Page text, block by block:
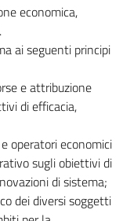
economica,
ai seguenti principi
e attribuzione
di efficacia,
operatori economici
sugli obiettivi di
di sistema;
dei diversi soggetti